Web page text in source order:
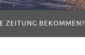
ZEITUNG BEKOMMEN?